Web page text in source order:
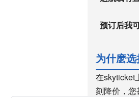
预订后我
为什麽
在skyticket
刻降价，